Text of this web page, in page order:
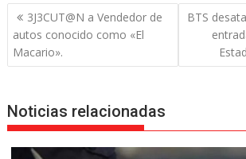
Navegación
de
entradas
3J3CUT@N a Vendedor de
autos conocido como «El
Macario».
BTS
Noticias relacionadas